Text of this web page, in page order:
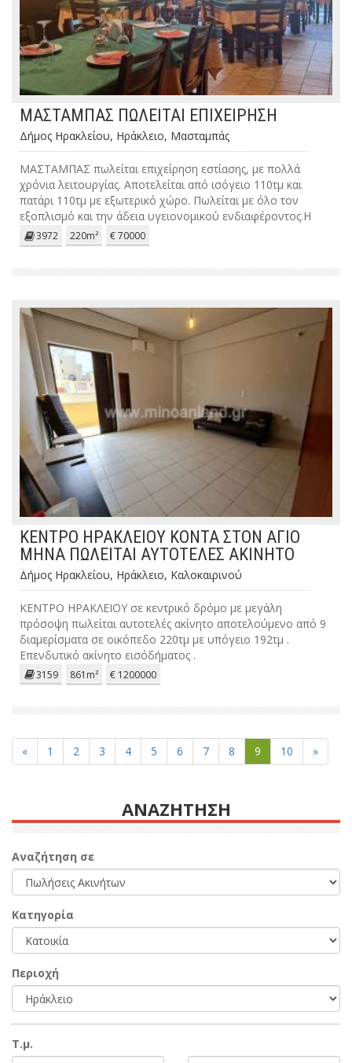
ΜΑΣΤΑΜΠΑΣ ΠΩΛΕΙΤΑΙ ΕΠΙΧΕΙΡΗΣΗ
Δήμος Ηρακλείου, Ηράκλειο, Μασταμπάς
ΜΑΣΤΑΜΠΑΣ πωλείται επιχείρηση εστίασης, με πολλά
χρόνια λειτουργίας. Αποτελείται από ισόγειο 110τμ και
πατάρι 110τμ με εξωτερικό χώρο. Πωλείται με όλο τον
εξοπλισμό και την άδεια υγειονομικού ενδιαφέροντος.Η
τιμή είναι συζητήσιμη.
3972 220m² € 70000
ΚΕΝΤΡΟ ΗΡΑΚΛΕΙΟΥ ΚΟΝΤΑ ΣΤΟΝ ΑΓΙΟ
ΜΗΝΑ ΠΩΛΕΙΤΑΙ ΑΥΤΟΤΕΛΕΣ ΑΚΙΝΗΤΟ
Δήμος Ηρακλείου, Ηράκλειο, Καλοκαιρινού
ΚΕΝΤΡΟ ΗΡΑΚΛΕΙΟΥ σε κεντρικό δρόμο με μεγάλη
πρόσοψη πωλείται αυτοτελές ακίνητο αποτελούμενο από 9
διαμερίσματα σε οικόπεδο 220τμ με υπόγειο 192τμ .
Επενδυτικό ακίνητο εισόδήματος .
3159 861m² € 1200000
« 1 2 3 4 5 6 7 8 9 10 »
ΑΝΑΖΗΤΗΣΗ
Αναζήτηση σε
Κατηγορία
Περιοχή
Τ.μ.